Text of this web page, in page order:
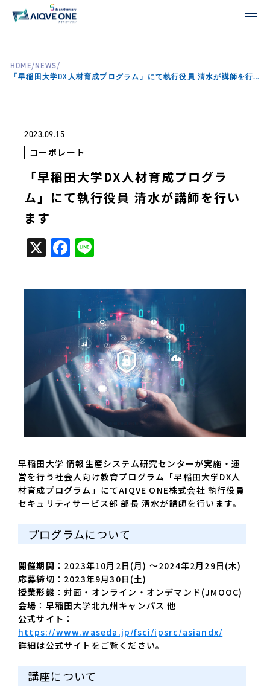
HOME/NEWS/
「早稲田大学DX人材育成プログラム」にて執行役員 清水が講師を行います
2023.09.15
コーポレート
「早稲田大学DX人材育成プログラ
ム」にて執行役員 清水が講師を行い
ます
X Facebook
早稲田大学 情報生産システム研究センターが実施・運
営を行う社会人向け教育プログラム「早稲田大学DX人
材育成プログラム」にてAIQVE ONE株式会社 執行役員
セキュリティサービス部 部長 清水が講師を行います。
プログラムについて
開催期間 ：2023年10月2日(月) ～2024年2月29日(木)
応募締切 ：2023年9月30日(土)
授業形態 ：対面・オンライン・オンデマンド(JMOOC)
会場 ：早稲田大学北九州キャンパス 他
公式サイト ：
https://www.waseda.jp/fsci/ipsrc/asiandx/
詳細は公式サイトをご覧ください。
講座について